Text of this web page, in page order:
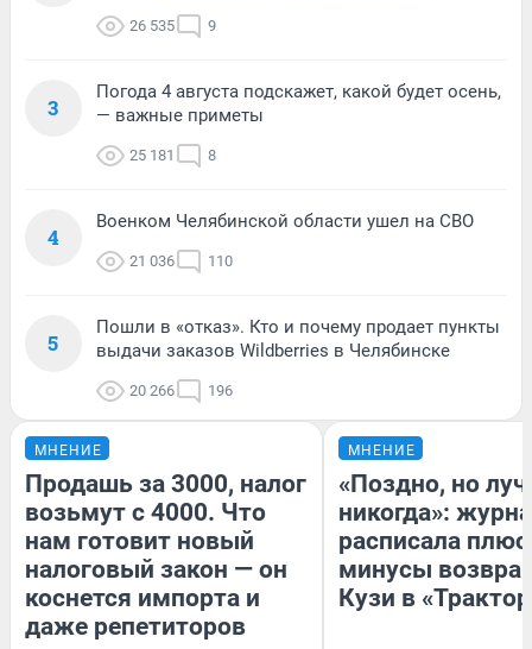
26 535 9
3
Погода 4 августа подскажет, какой будет осень,
— важные приметы
25 181 8
4
Военком Челябинской области ушел на СВО
21 036 110
5
Пошли в «отказ». Кто и почему продает пункты
выдачи заказов Wildberries в Челябинске
20 266 196
МНЕНИЕ
Продашь за 3000, налог
возьмут с 4000. Что
нам готовит новый
налоговый закон — он
коснется импорта и
даже репетиторов
МНЕНИЕ
«Поздно, но
никогда»:
расписала
минусы
Кузи в